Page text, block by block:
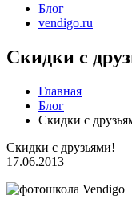
Блог
vendigo.ru
Скидки с
Главная
Блог
Скидки с
Скидки с друзьями!
17.06.2013